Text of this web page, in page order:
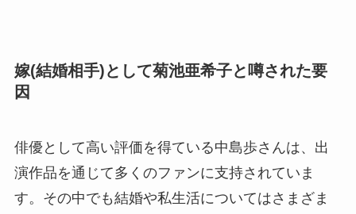
嫁(結婚相手)として菊池亜希子と噂された要
因
俳優として高い評価を得ている中島歩さんは、出
演作品を通じて多くのファンに支持されていま
す。その中でも結婚や私生活についてはさまざま